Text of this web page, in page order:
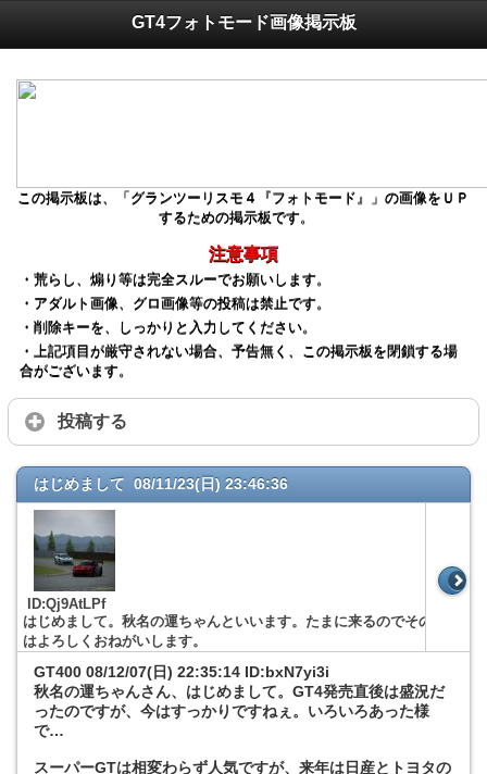
GT4フォトモード画像掲示板
この掲示板は、「グランツーリスモ４『フォトモード』」の画像をＵＰ
するための掲示板です。
注意事項
・荒らし、煽り等は完全スルーでお願いします。
・アダルト画像、グロ画像等の投稿は禁止です。
・削除キーを、しっかりと入力してください。
・上記項目が厳守されない場合、予告無く、この掲示板を閉鎖する場
合がございます。
投稿する
はじめまして 08/11/23(日) 23:46:36
ID:Qj9AtLPf
はじめまして。秋名の運ちゃんといいます。たまに来るのでそのとき
はよろしくおねがいします。
GT400 08/12/07(日) 22:35:14 ID:bxN7yi3i
秋名の運ちゃんさん、はじめまして。GT4発売直後は盛況だ
ったのですが、今はすっかりですねぇ。いろいろあった様
で…
スーパーGTは相変わらず人気ですが、来年は日産とトヨタの